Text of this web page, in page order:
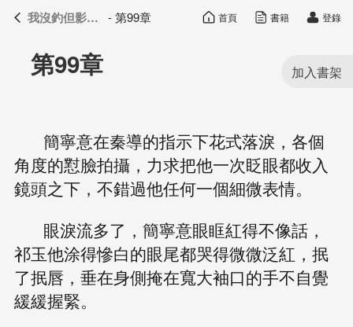
我沒釣但影帝真香了 目錄
第99章
簡寧意在秦導的指示下花式落淚，各個
角度的懟臉拍攝，力求把他一次眨眼都收入
鏡頭之下，不錯過他任何一個細微表情。
眼淚流多了，簡寧意眼眶紅得不像話，
祁玉他涂得慘白的眼尾都哭得微微泛紅，抿
了抿唇，垂在身側掩在寬大袖口的手不自覺
緩緩握緊。
我沒釣但影帝真香了 - 第99章 首頁 書籍 登錄